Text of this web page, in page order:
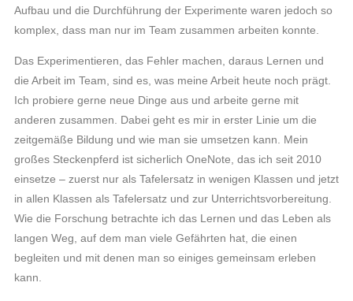
Aufbau und die Durchführung der Experimente waren jedoch so
komplex, dass man nur im Team zusammen arbeiten konnte.
Das Experimentieren, das Fehler machen, daraus Lernen und
die Arbeit im Team, sind es, was meine Arbeit heute noch prägt.
Ich probiere gerne neue Dinge aus und arbeite gerne mit
anderen zusammen. Dabei geht es mir in erster Linie um die
zeitgemäße Bildung und wie man sie umsetzen kann. Mein
großes Steckenpferd ist sicherlich OneNote, das ich seit 2010
einsetze – zuerst nur als Tafelersatz in wenigen Klassen und jetzt
in allen Klassen als Tafelersatz und zur Unterrichtsvorbereitung.
Wie die Forschung betrachte ich das Lernen und das Leben als
langen Weg, auf dem man viele Gefährten hat, die einen
begleiten und mit denen man so einiges gemeinsam erleben
kann.